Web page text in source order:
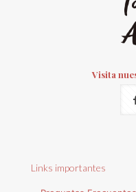
Visita
Links importantes